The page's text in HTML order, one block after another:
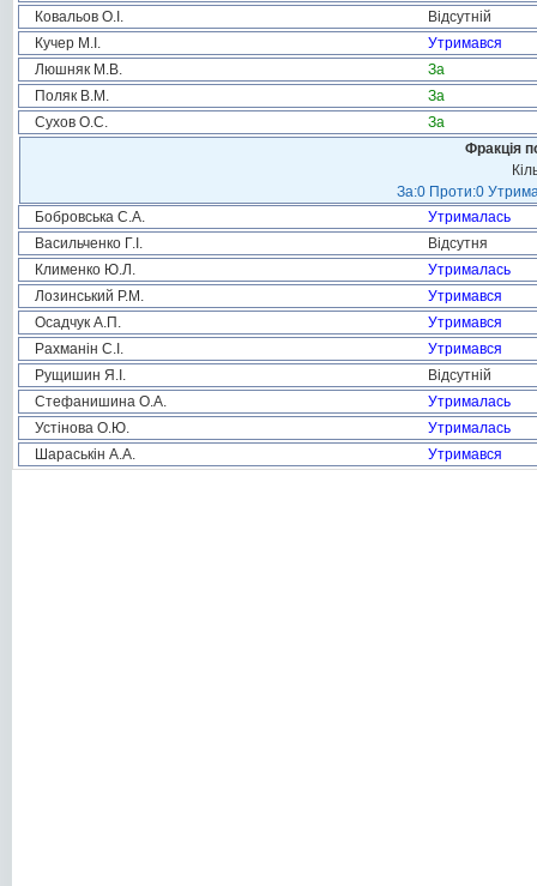
Ковальов О.І.
Відсутній
Кучер М.І.
Утримався
Люшняк М.В.
За
Поляк В.М.
За
Сухов О.С.
За
Фракція
За:0 Проти:0
Бобровська С.А.
Утрималась
Васильченко Г.І.
Відсутня
Клименко Ю.Л.
Утрималась
Лозинський Р.М.
Утримався
Осадчук А.П.
Утримався
Рахманін С.І.
Утримався
Рущишин Я.І.
Відсутній
Стефанишина О.А.
Утрималась
Устінова О.Ю.
Утрималась
Шараськін А.А.
Утримався